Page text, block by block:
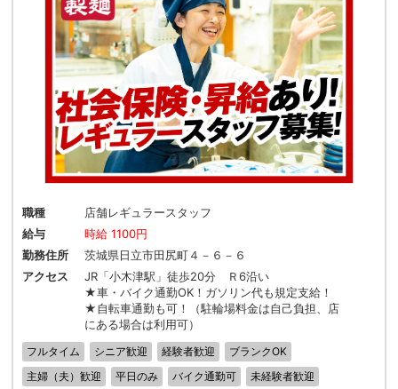
職種
店舗レギュラースタッフ
給与
時給 1100円
勤務住所
茨城県日立市田尻町４－６－６
アクセス
JR「小木津駅」徒歩20分 Ｒ6沿い
★車・バイク通勤OK！ガソリン代も規定支給！
★自転車通勤も可！（駐輪場料金は自己負担、店
にある場合は利用可）
フルタイム シニア歓迎 経験者歓迎
ブランクOK
主婦（夫）歓迎
平日のみ バイク通勤可 未経験者歓迎